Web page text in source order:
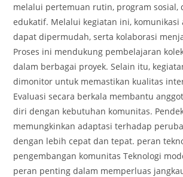
melalui pertemuan rutin, program sosial,
edukatif. Melalui kegiatan ini, komunikasi
dapat dipermudah, serta kolaborasi
Proses ini mendukung pembelajaran
dalam berbagai proyek. Selain itu,
dimonitor untuk memastikan kualitas
Evaluasi secara berkala membantu
diri dengan kebutuhan komunitas.
memungkinkan adaptasi terhadap
dengan lebih cepat dan tepat. peran
pengembangan komunitas Teknologi
peran penting dalam memperluas